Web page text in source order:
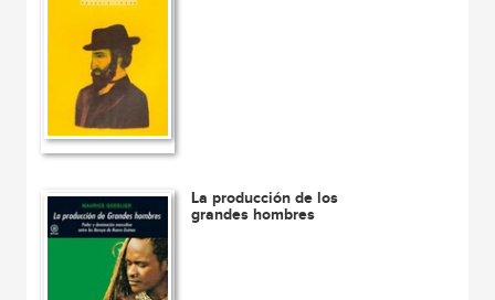
La producción de los
grandes hombres